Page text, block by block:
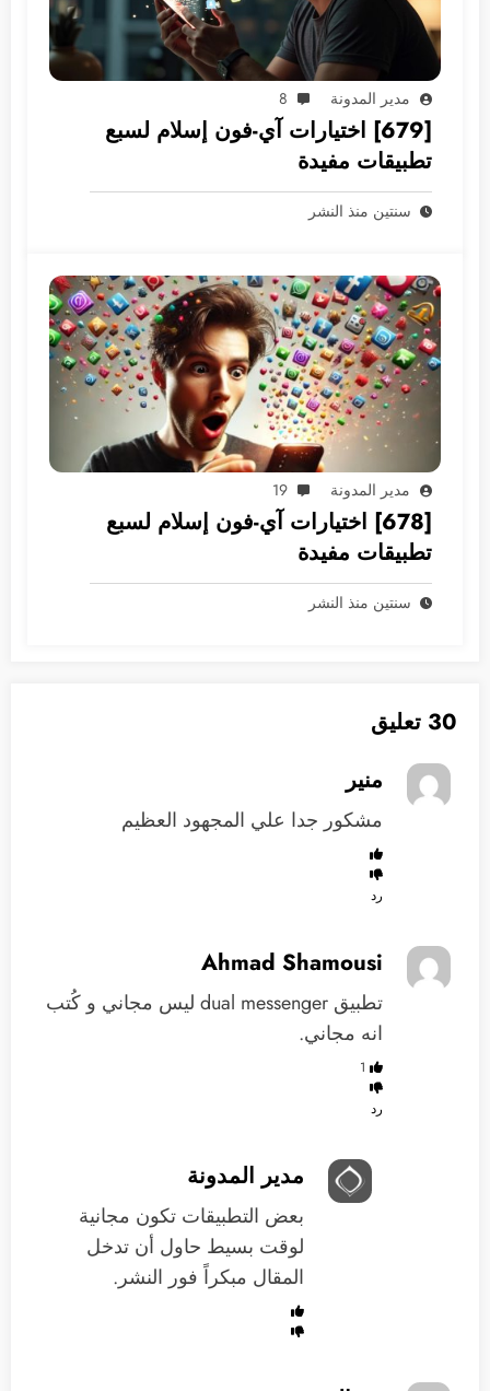
مدير المدونة 8
[679] اختيارات آي-فون إسلام لسبع
تطبيقات مفيدة
سنتين منذ النشر
مدير المدونة 19
[678] اختيارات آي-فون إسلام لسبع
تطبيقات مفيدة
سنتين منذ النشر
30 تعليق
منير
مشكور جدا علي المجهود العظيم
رد
Ahmad Shamousi
تطبيق dual messenger ليس مجاني و كُتب
انه مجاني.
1
رد
مدير المدونة
بعض التطبيقات تكون مجانية
لوقت بسيط حاول أن تدخل
المقال مبكراً فور النشر.